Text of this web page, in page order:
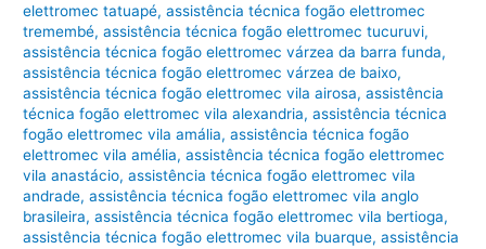
elettromec tatuapé,assistência técnica fogão elettromec
tremembé,assistência técnica fogão elettromec tucuruvi,
assistência técnica fogão elettromec várzea da barra funda,
assistência técnica fogão elettromec várzea de baixo,
assistência técnica fogão elettromec vila airosa,assistência
técnica fogão elettromec vila alexandria,assistência técnica
fogão elettromec vila amália,assistência técnica fogão
elettromec vila amélia,assistência técnica fogão elettromec
vila anastácio,assistência técnica fogão elettromec vila
andrade,assistência técnica fogão elettromec vila anglo
brasileira,assistência técnica fogão elettromec vila bertioga,
assistência técnica fogão elettromec vila buarque,assistência